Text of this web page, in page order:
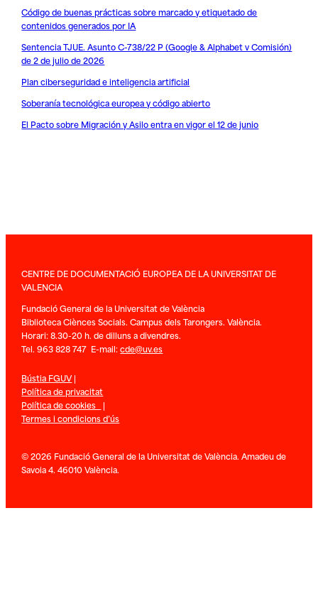
Código de buenas prácticas sobre marcado y etiquetado de
contenidos generados por IA
Sentencia TJUE. Asunto C-738/22 P (Google & Alphabet v Comisión)
de 2 de julio de 2026
Plan ciberseguridad e inteligencia artificial
Soberanía tecnológica europea y código abierto
El Pacto sobre Migración y Asilo entra en vigor el 12 de junio
CENTRE DE DOCUMENTACIÓ EUROPEA DE LA UNIVERSITAT DE
VALENCIA
Fundació General de la Universitat de València
Biblioteca Ciènces Socials. Campus dels Tarongers. València.
Horari: 8.30-20 h. de dilluns a divendres.
Tel. 963 828 747 E-mail:cde@uv.es
Bústia FGUV|
Política de privacitat
Política de cookies |
Termes i condicions d’ús
© 2026 Fundació General de la Universitat de València. Amadeu de
Savoia 4. 46010 València.